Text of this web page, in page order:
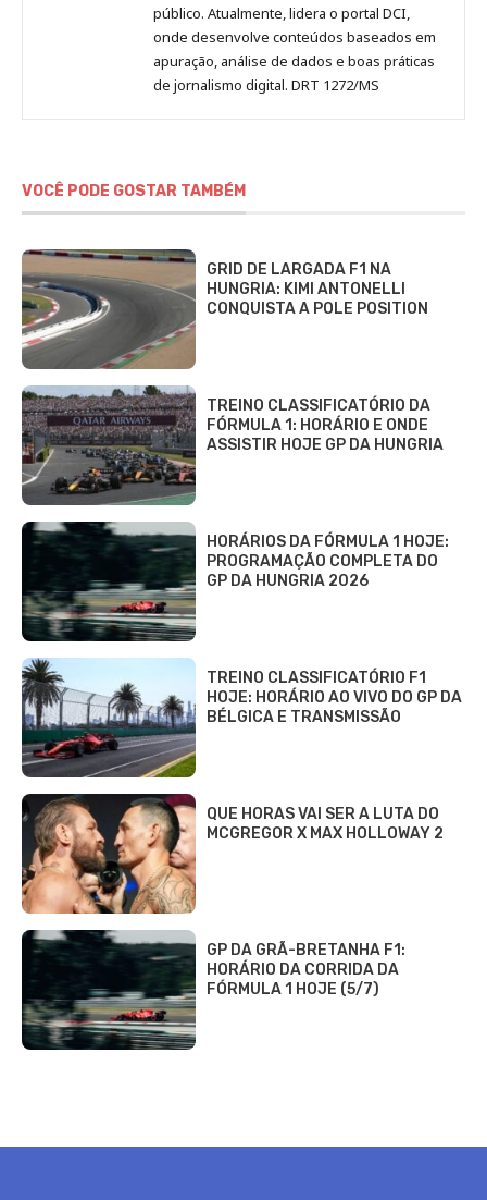
público. Atualmente, lidera o portal DCI,
onde desenvolve conteúdos baseados em
apuração, análise de dados e boas práticas
de jornalismo digital. DRT 1272/MS
VOCÊ PODE GOSTAR TAMBÉM
GRID DE LARGADA F1 NA
HUNGRIA: KIMI ANTONELLI
CONQUISTA A POLE POSITION
TREINO CLASSIFICATÓRIO DA
FÓRMULA 1: HORÁRIO E ONDE
ASSISTIR HOJE GP DA HUNGRIA
HORÁRIOS DA FÓRMULA 1 HOJE:
PROGRAMAÇÃO COMPLETA DO
GP DA HUNGRIA 2026
TREINO CLASSIFICATÓRIO F1
HOJE: HORÁRIO AO VIVO DO GP DA
BÉLGICA E TRANSMISSÃO
QUE HORAS VAI SER A LUTA DO
MCGREGOR X MAX HOLLOWAY 2
GP DA GRÃ-BRETANHA F1:
HORÁRIO DA CORRIDA DA
FÓRMULA 1 HOJE (5/7)